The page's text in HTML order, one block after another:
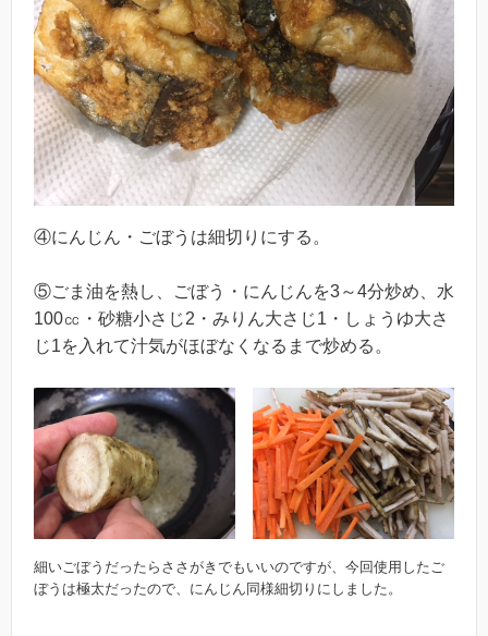
④にんじん・ごぼうは細切りにする。
⑤ごま油を熱し、ごぼう・にんじんを3～4分炒め、水
100㏄・砂糖小さじ2・みりん大さじ1・しょうゆ大さ
じ1を入れて汁気がほぼなくなるまで炒める。
細いごぼうだったらささがきでもいいのですが、今回使用したご
ぼうは極太だったので、にんじん同様細切りにしました。